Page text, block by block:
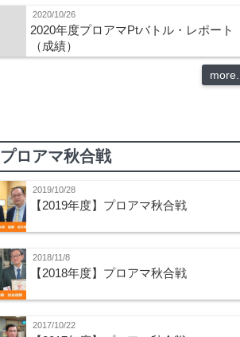
2020/10/26
2020年度プロアマPtバトル・レポート
（成績）
more...
プロアマ秋合戦
2019/10/28
【2019年度】プロアマ秋合戦
2018/11/8
【2018年度】プロアマ秋合戦
2017/10/22